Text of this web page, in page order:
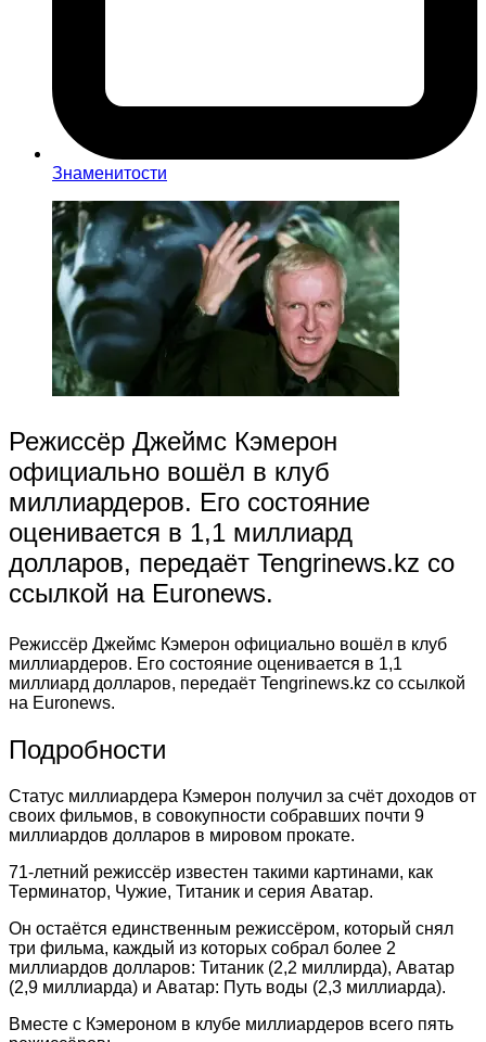
Знаменитости
Режиссёр Джеймс Кэмерон
официально вошёл в клуб
миллиардеров. Его состояние
оценивается в 1,1 миллиард
долларов, передаёт Tengrinews.kz со
ссылкой на Еuronews.
Режиссёр Джеймс Кэмерон официально вошёл в клуб
миллиардеров. Его состояние оценивается в 1,1
миллиард долларов, передаёт Tengrinews.kz со ссылкой
на Еuronews.
Подробности
Статус миллиардера Кэмерон получил за счёт доходов от
своих фильмов, в совокупности собравших почти 9
миллиардов долларов в мировом прокате.
71-летний режиссёр известен такими картинами, как
Терминатор, Чужие, Титаник и серия Аватар.
Он остаётся единственным режиссёром, который снял
три фильма, каждый из которых собрал более 2
миллиардов долларов: Титаник (2,2 миллирда), Аватар
(2,9 миллиарда) и Аватар: Путь воды (2,3 миллиарда).
Вместе с Кэмероном в клубе миллиардеров всего пять